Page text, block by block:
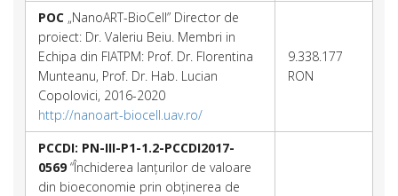
POC „NanoART-BioCell” Director de
proiect: Dr. Valeriu Beiu. Membri in
Echipa din FIATPM: Prof. Dr. Florentina
Munteanu, Prof. Dr. Hab. Lucian
Copolovici, 2016-2020
http://nanoart-biocell.uav.ro/
9.338.177
RON
PCCDI: PN-III-P1-1.2-PCCDI2017-
0569 “Închiderea lanțurilor de valoare
din bioeconomie prin obținerea de